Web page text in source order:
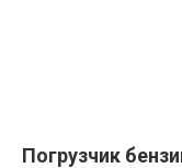
Погрузчик